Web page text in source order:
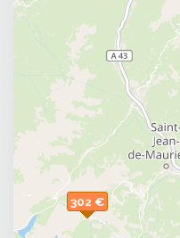
302 €